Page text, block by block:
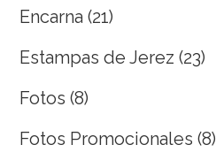
Encarna (21)
Estampas de Jerez (23)
Fotos (8)
Fotos Promocionales (8)